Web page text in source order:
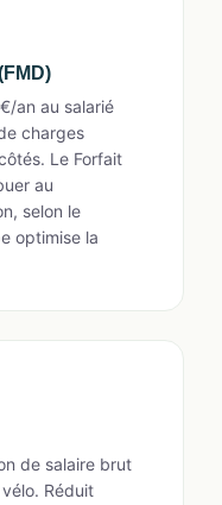
an au salarié
charges
Le Forfait
au
selon le
optimise la
de salaire brut
Réduit